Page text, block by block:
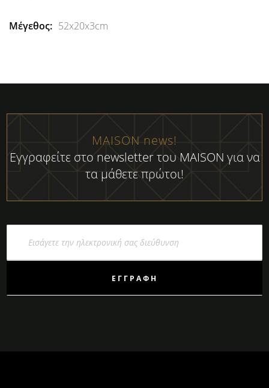
52x20x3cm
MAISON news!
Εγγραφείτε στο newsletter του MAISON για να
τα μάθετε πρώτοι!
ΕΓΓΡΑΦΉ